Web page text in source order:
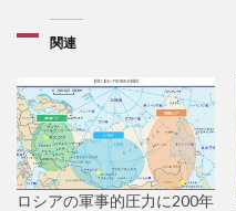
関連
ロシアの軍事的圧力に200年